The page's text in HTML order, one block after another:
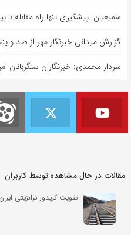
سمیعیان: پیشگیری تنها راه مقابله
گزارش میدانی خبرنگار مهر از صد و
سردار محمدی: خبرنگاران سنگربانان
مقالات در حال مشاهده توسط کاربران
تقویت کریدور ترانزیتی